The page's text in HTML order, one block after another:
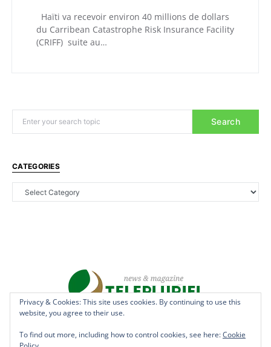
Haïti va recevoir environ 40 millions de dollars
du Carribean Catastrophe Risk Insurance Facility
(CRIFF) suite au…
Search
CATEGORIES
Copyright © 2022 - teleplurielhaiti.com | *** Designed, Managed &
Privacy & Cookies: This site uses cookies. By continuing to use this
website, you agree to their use.
To find out more, including how to control cookies, see here:Cookie